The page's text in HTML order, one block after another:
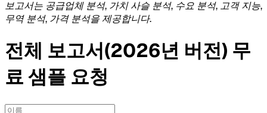
보고서는 공급업체 분석, 가치 사슬 분석, 수요 분석, 고객 지능,
무역 분석, 가격 분석을 제공합니다.
전체 보고서(2026년 버전) 무
료 샘플 요청